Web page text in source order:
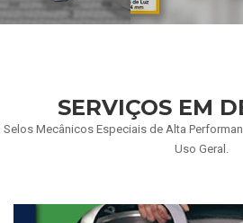
SERVIÇOS EM
Selos Mecânicos Especiais de Alta
Uso Geral.